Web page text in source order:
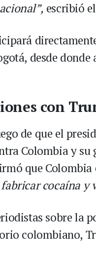
escribió
desde
con
de que el
Colombia y
que Colombia
cocaína y
sobre la
colombiano,